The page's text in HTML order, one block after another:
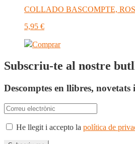
COLLADO BASCOMPTE,
5,95 €
Comprar
Subscriu-te al nostre
Descomptes en llibres, novetats
He llegit i accepto la política de